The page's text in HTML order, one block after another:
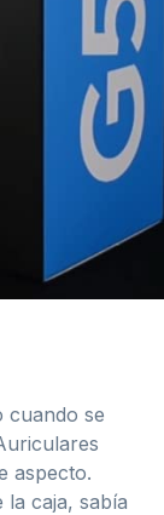
cuando se
aspecto.
la caja, sabía